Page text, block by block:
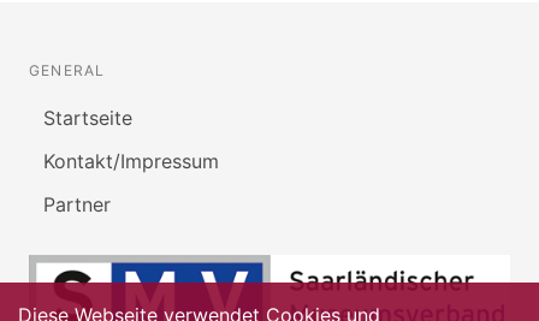
GENERAL
Startseite
Kontakt/Impressum
Partner
Diese Webseite verwendet Cookies und